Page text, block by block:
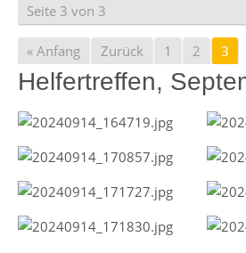
Seite 3 von 3
« Anfang Zurück 1 2 3
Helfertreffen,